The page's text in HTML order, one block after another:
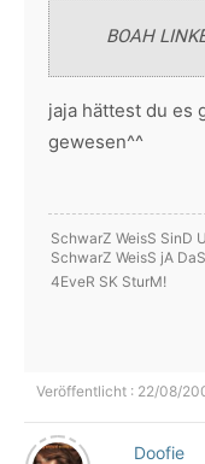
BOAH
jaja hättest du es
gewesen^^
SchwarZ WeisS SinD
SchwarZ WeisS jA
4EveR SK SturM!
Veröffentlicht : 22/08/
Doofie